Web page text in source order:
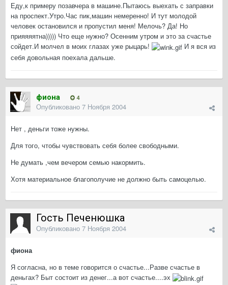
Еду,к примеру позавчера в машине.Пытаюсь выехать с заправки
на проспект.Утро.Час пик,машин немеренно! И тут молодой
человек остановился и пропустил меня! Мелочь? Да! Но
прияяяятна))))) Что еще нужно? Осенним утром и это за счастье
сойдет.И молчел в моих глазах уже рыцарь!
И я вся из
себя довольная поехала дальше.
фиона 4
Опубликовано 7 Ноября 2004
Нет , деньги тоже нужны.
Для того, чтобы чувствовать себя более свободными.
Не думать ,чем вечером семью накормить.
Хотя материальное благополучие не должно быть самоцелью.
Гость Печенюшка
Опубликовано 7 Ноября 2004
фиона
Я согласна, но в теме говорится о счастье...Разве счастье в
деньгах? Быт состоит из денег...а вот счастье....эх